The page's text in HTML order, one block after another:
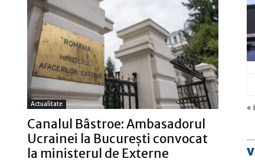
Actualitate
Canalul Bâstroe: Ambasadorul
Ucrainei la Bucureşti convocat
la ministerul de Externe
«